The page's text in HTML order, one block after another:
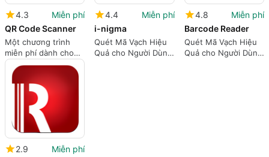
4.3
Miễn phí
QR Code Scanner
Một chương trình
miễn phí dành cho
iPhone của The One
Mobile LTD.
4.4
Miễn phí
i-nigma
Quét Mã Vạch Hiệu
Quả cho Người Dùng
4.8
Miễn phí
Barcode Reader
Quét Mã Vạch Hiệu
Quả cho Người Dùng
2.9
Miễn phí